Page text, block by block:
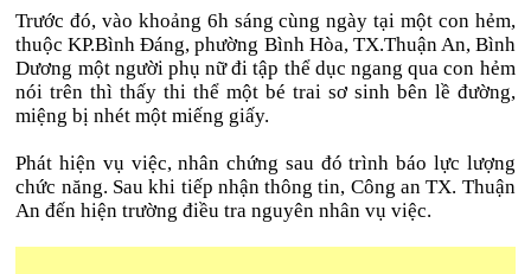
Trước đó, vào khoảng 6h sáng cùng ngày tại một con hẻm,
thuộc KP.Bình Đáng, phường Bình Hòa, TX.Thuận An, Bình
Dương một người phụ nữ đi tập thể dục ngang qua con hẻm
nói trên thì thấy thi thể một bé trai sơ sinh bên lề đường,
miệng bị nhét một miếng giấy.
Phát hiện vụ việc, nhân chứng sau đó trình báo lực lượng
chức năng. Sau khi tiếp nhận thông tin, Công an TX. Thuận
An đến hiện trường điều tra nguyên nhân vụ việc.